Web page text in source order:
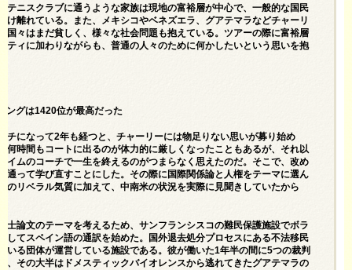
テニスクラブに通うような家族は現地の富裕層が中心で、一般的な国民
け離れている。また、メキシコやベネズエラ、グアテマラなどチャーリ
国々はまだ貧しく、様々な社会問題も抱えている。ツアーの際に富裕層
ティに加わりながらも、普通の人々のために何かしたいという思いを抱
ングは1420位が最高だった
チになって2年も経つと、チャーリーには物足りない思いが募り始め
何時間もコートに出るのが体力的に厳しくなったこともあるが、それ以
イムのコーチで一生を終えるのがつまらなく思えたのだ。そこで、改め
通って学び直すことにした。その際に国際関係論と人権をテーマに選ん
のリベラル気質に加えて、中南米の状況を実際に見聞きしていたから
士論文のテーマを考えるため、サンフランシスコの難民保護施設でボラ
してスペイン語の通訳を始めた。国外退去処分プロセスにある不法移民
いる団体が運営している施設である。彼が働いた1年半の間に5つの裁判
、その大半はドメスティックバイオレンスから逃れてきたグアテマラの